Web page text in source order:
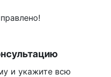
и укажите всю